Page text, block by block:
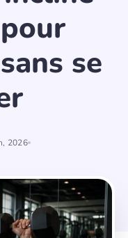
se
2026